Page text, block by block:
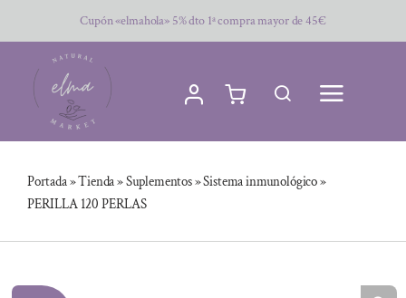
al
contenido
Cupón «elmahola» 5% dto 1ª compra mayor de 45€
Portada»Tienda»Suplementos»Sistema inmunológico»
PERILLA 120 PERLAS